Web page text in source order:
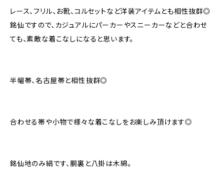
レース、フリル、お靴、コルセットなど洋装アイテムとも相性抜群◎
銘仙ですので、カジュアルにパーカーやスニーカーなどと合わせ
ても、素敵な着こなしになると思います。
半幅帯、名古屋帯と相性抜群◎
合わせる帯や小物で様々な着こなしをお楽しみ頂けます◎
銘仙地のみ絹です、胴裏と八掛は木綿。